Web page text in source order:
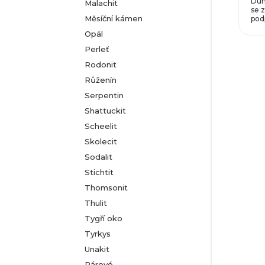
Malachit
Měsíční kámen
Opál
Perleť
Rodonit
Růženín
Serpentin
Shattuckit
Scheelit
Skolecit
Sodalit
Stichtit
Thomsonit
Thulit
Tygří oko
Tyrkys
Unakit
se